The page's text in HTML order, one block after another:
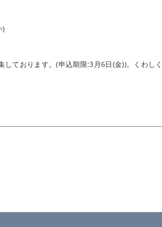
)
ております。(申込期限:3月6日(金))。くわし